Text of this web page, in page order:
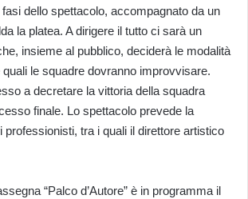
dello spettacolo, accompagnato da un
la platea. A dirigere il tutto ci sarà un
insieme al pubblico, deciderà le modalità
le squadre dovranno improvvisare.
a decretare la vittoria della squadra
finale. Lo spettacolo prevede la
professionisti, tra i quali il direttore artistico
“Palco d’Autore” è in programma il